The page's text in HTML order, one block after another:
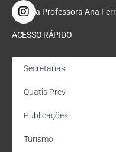
Rua Professora Ana
ACESSO RÁPIDO
Secretarias
Quatis Prev
Publicações
Turismo